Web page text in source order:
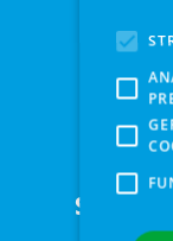
Sinds